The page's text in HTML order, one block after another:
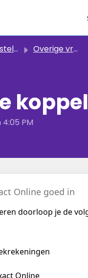
Overige vragen
PM
Online goed in
doorloop je de
Online